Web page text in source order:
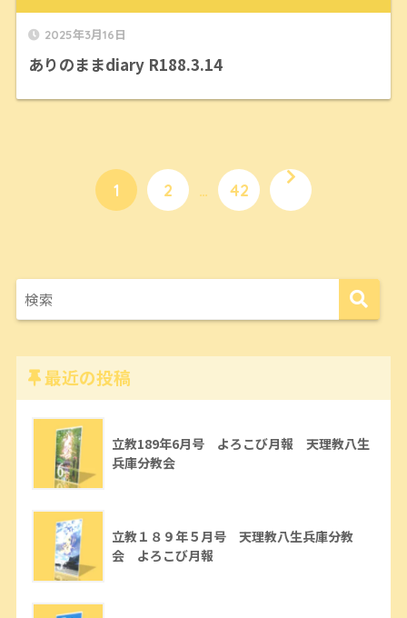
2025年3月16日
ありのままdiary R188.3.14
1 2 … 42
最近の投稿
立教189年6月号 よろこび月報 天理教八生
兵庫分教会
立教１８９年５月号 天理教八生兵庫分教
会 よろこび月報